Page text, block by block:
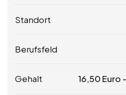
Standort
Berufsfeld
Gehalt 16,50 Euro -